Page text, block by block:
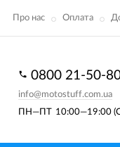
Про нас Оплата
ПН—ПТ 10:00—19:00
0800 21-50-
info@motostuff.com.ua